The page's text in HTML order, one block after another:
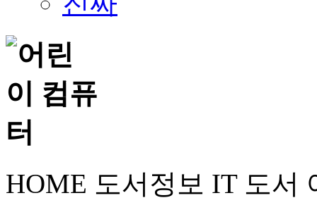
HOME 도서정보 IT 도서